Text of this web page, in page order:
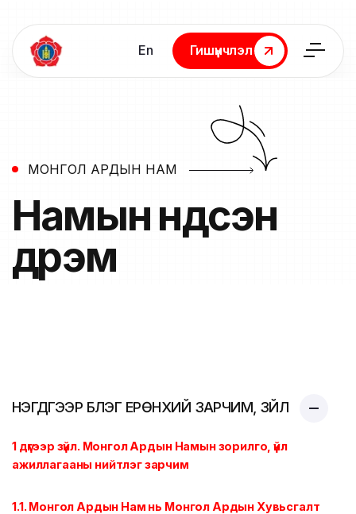
En
Гишүүнчлэл
Гишүүнчлэл
МОНГОЛ АРДЫН НАМ
Намынүндсэн
дүрэм
НЭГДҮГЭЭР БҮЛЭГ ЕРӨНХИЙ ЗАРЧИМ, ЗҮЙЛ
1 дүгээр зүйл. Монгол Ардын Намын зорилго,үйл
ажиллагааны нийтлэг зарчим
1.1. Монгол Ардын Нам нь Монгол Ардын Хувьсгалт